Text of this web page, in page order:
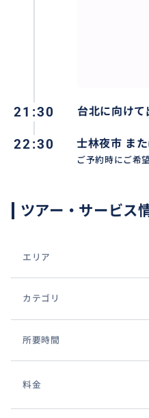
海悦楼茶坊 または 古窓
茶と、お茶に合わせた美
または街の灯りと海を遠
トランにて台湾の伝統的
さい。
＊ご案内する店舗は当日
21:30 台北に向けて
22:30 士林夜市 ま
ご予約時にご希
ツアー・サービス
エリア
カテゴリ
所要時間
料金